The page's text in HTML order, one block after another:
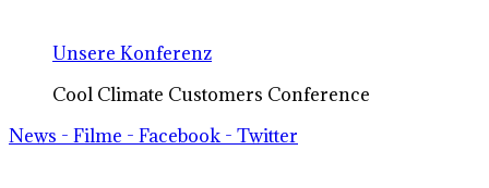
Unsere Konferenz
Cool Climate Customers Conference
News - Filme - Facebook - Twitter